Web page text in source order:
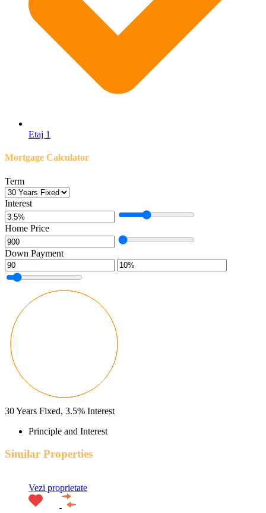
Etaj 1
Mortgage Calculator
Term
Interest
Home Price
Down Payment
30Years Fixed, 3.5% Interest
Principle and Interest
Similar Properties
Vezi proprietate